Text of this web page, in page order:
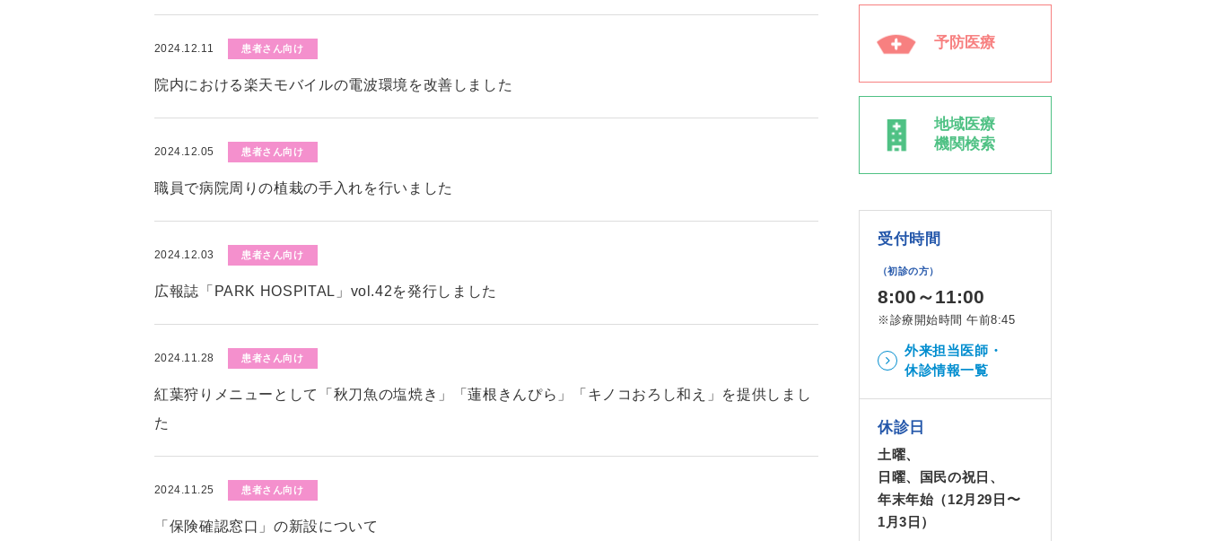
2024.12.11 患者さん向け
院内における楽天モバイルの電波環境を改善しました
2024.12.05 患者さん向け
職員で病院周りの植栽の手入れを行いました
2024.12.03 患者さん向け
広報誌「PARK HOSPITAL」vol.42を発行しました
2024.11.28 患者さん向け
紅葉狩りメニューとして「秋刀魚の塩焼き」「蓮根きんぴら」「キノコおろし和え」を提供しまし
た
2024.11.25 患者さん向け
「保険確認窓口」の新設について
予防医療
地域医療
機関検索
受付時間
（初診の方）
8:00～11:00
※診療開始時間 午前8:45
外来担当医師・
休診情報一覧
休診日
土曜、
日曜、国民の祝日、
年末年始（12月29日〜
1月3日）